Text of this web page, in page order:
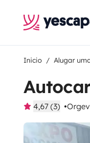
Inicio Alugar
4,67 (3)